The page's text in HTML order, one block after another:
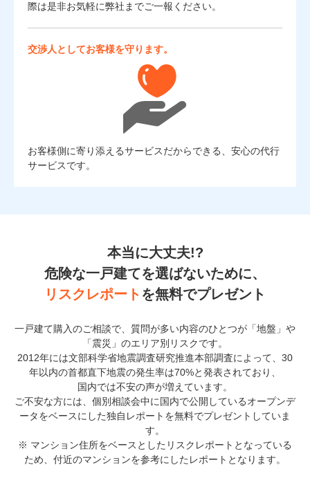
際は是非お気軽に弊社までご一報ください。
交渉人としてお客様を守ります。
お客様側に寄り添えるサービスだからできる、安心の代行
サービスです。
本当に大丈夫!?
危険な一戸建てを選ばないために、
リスクレポート を無料でプレゼント
一戸建て購入のご相談で、質問が多い内容のひとつが「地盤」や
「震災」のエリア別リスクです。
2012年には文部科学省地震調査研究推進本部調査によって、30
年以内の首都直下地震の発生率は70%と発表されており、
国内では不安の声が増えています。
ご不安な方には、個別相談会中に国内で公開しているオープンデ
ータをベースにした独自レポートを無料でプレゼントしていま
す。
※ マンション住所をベースとしたリスクレポートとなっている
ため、付近のマンションを参考にしたレポートとなります。